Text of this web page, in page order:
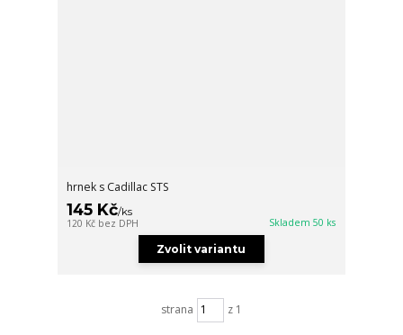
hrnek s Cadillac STS
145 Kč/ks
120 Kč bez DPH Skladem 50 ks
Zvolit variantu
strana z 1